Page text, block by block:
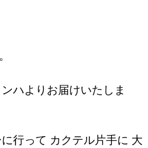
ハよりお届けいたしま
行って カクテル片手に 大